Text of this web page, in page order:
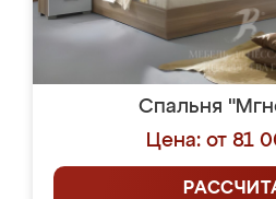
Спальня
Цена: от 81